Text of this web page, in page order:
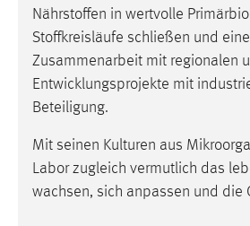
Nährstoffen in wertvolle
Stoffkreisläufe schließen und
Zusammenarbeit mit regionalen
Entwicklungsprojekte mit
Beteiligung.
Mit seinen Kulturen aus
Labor zugleich vermutlich das
wachsen, sich anpassen und die
Name:
Zweck: Zugriffsstatistik
Cookie Laufzeit: Max. 13 Monate
MARKETING
Marketing Cookies werden von